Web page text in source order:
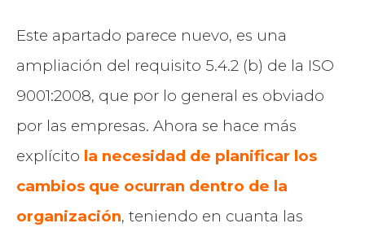
Este apartado parece nuevo, es una
ampliación del requisito 5.4.2 (b) de la ISO
9001:2008, que por lo general es obviado
por las empresas. Ahora se hace más
explícito la necesidad de planificar los
cambios que ocurran dentro de la
organización, teniendo en cuanta las